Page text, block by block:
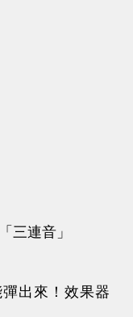
連音」
出來！效果器